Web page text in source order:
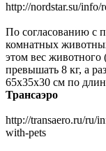
http://nordstar.su/info/
По согласованию с
комнатных
этом вес животного
превышать 8 кг, а
65х35х30 см по
Трансаэро
http://transaero.ru/ru/
with-pets